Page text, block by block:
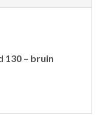
130 – bruin